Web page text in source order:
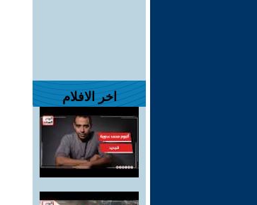
اخر الافلام